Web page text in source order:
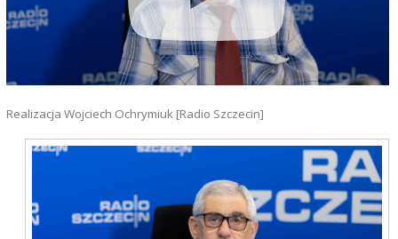
Realizacja Wojciech Ochrymiuk [Radio Szczecin]